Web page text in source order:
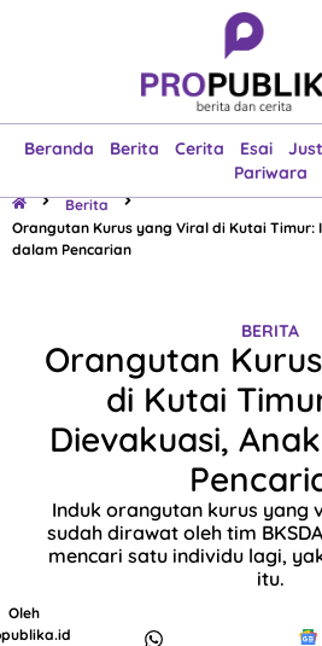
Beranda Berita Cerita Esai
Pariwara
Berita
Orangutan Kurus yang Viral di Kutai Timur:
dalam Pencarian
BERITA
Orangutan
di Kutai
Dievakuasi,
Induk orangutan kurus yang
sudah dirawat oleh tim
mencari satu individu lagi,
itu.
Oleh